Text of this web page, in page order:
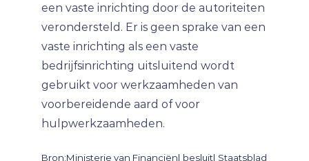
een vaste inrichting door de autoriteiten
verondersteld. Er is geen sprake van een
vaste inrichting als een vaste
bedrijfsinrichting uitsluitend wordt
gebruikt voor werkzaamheden van
voorbereidende aard of voor
hulpwerkzaamheden.
Bron:Ministerie van Financiën| besluit| Staatsblad